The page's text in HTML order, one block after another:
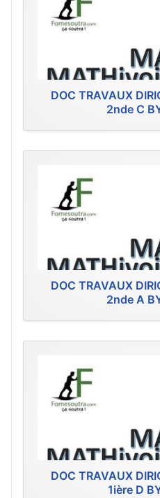
DOC TRAVAUX
2nde C
DOC TRAVAUX
2nde A
DOC TRAVAUX
1ière D